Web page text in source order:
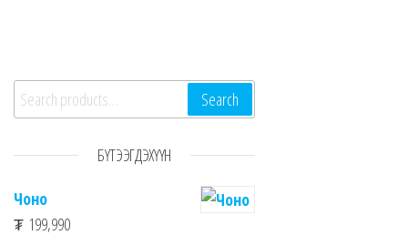
Search for: Search
БҮТЭЭГДЭХҮҮН
Чоно
₮ 199,990